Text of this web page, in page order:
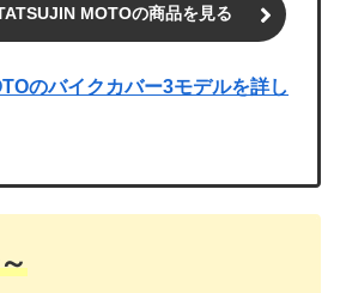
MOTOの商品を見る
のバイクカバー3モデルを詳し